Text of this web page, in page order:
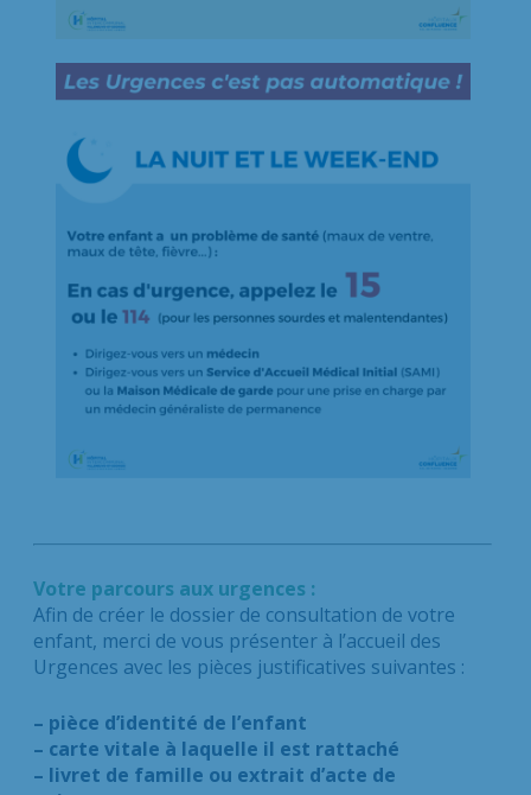
Votre parcours aux urgences :
Afin de créer le dossier de consultation de votre
enfant, merci de vous présenter à l’accueil des
Urgences avec les pièces justificatives suivantes :
– pièce d’identité de l’enfant
– carte vitale à laquelle il est rattaché
– livret de famille ou extrait d’acte de